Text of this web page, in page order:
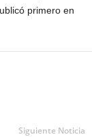
primero en
Siguiente Noticia